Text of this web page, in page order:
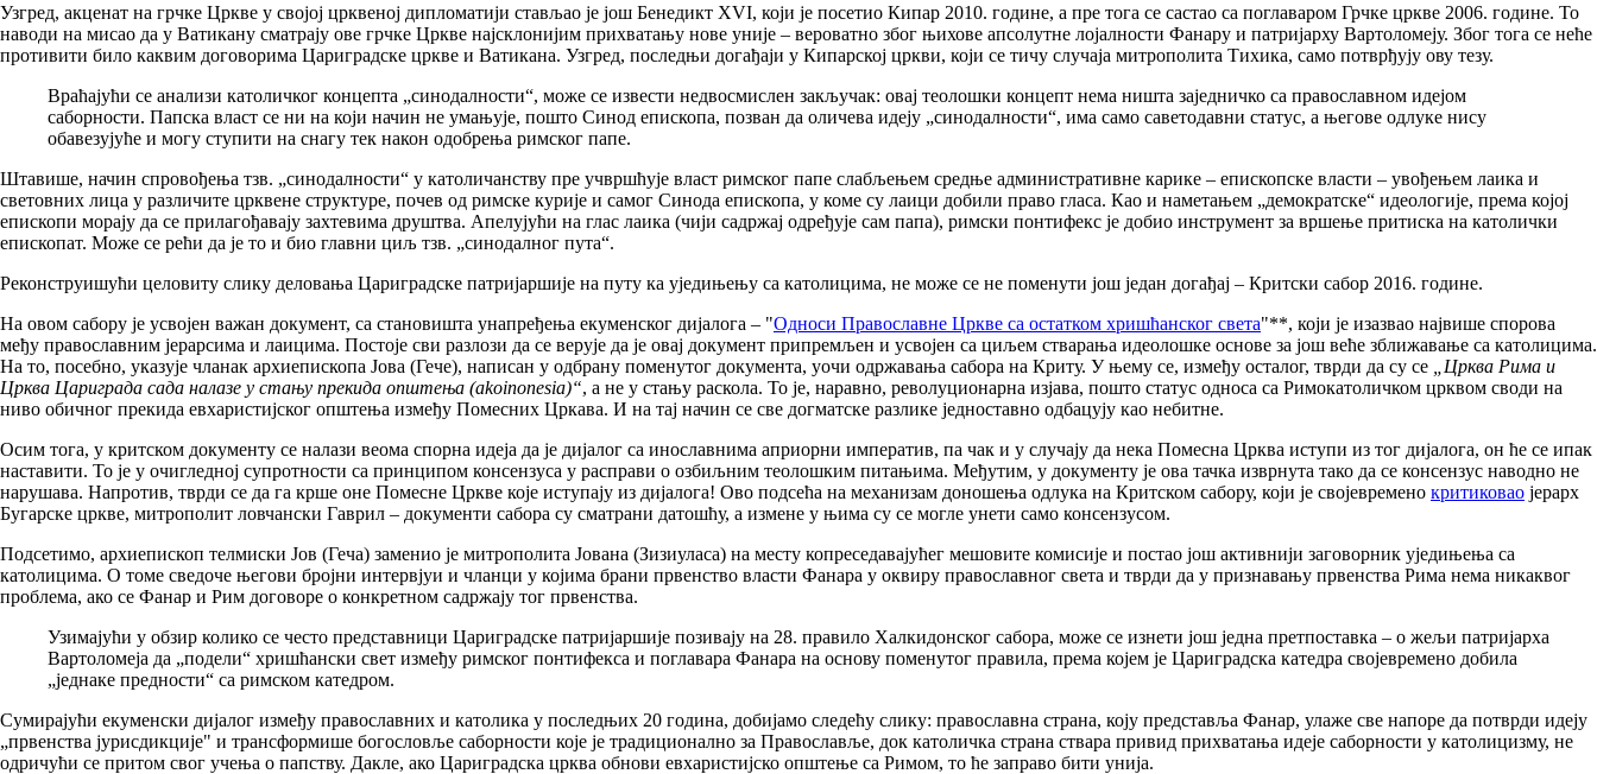
Узгред, акценат на грчке Цркве у својој црквеној дипломатији стављао је још Бенедикт XVI, који је посетио Кипар 2010. године, а пре тога се састао са поглаваром Грчке цркве 2006. године. То
наводи на мисао да у Ватикану сматрају ове грчке Цркве најсклонијим прихватању нове уније – вероватно због њихове апсолутне лојалности Фанару и патријарху Вартоломеју. Због тога се неће
противити било каквим договорима Цариградске цркве и Ватикана. Узгред, последњи догађаји у Кипарској цркви, који се тичу случаја митрополита Тихика, само потврђују ову тезу.
Враћајући се анализи католичког концепта „синодалности“, може се извести недвосмислен закључак: овај теолошки концепт нема ништа заједничко са православном идејом
саборности. Папска власт се ни на који начин не умањује, пошто Синод епископа, позван да оличева идеју „синодалности“, има само саветодавни статус, а његове одлуке нису
обавезујуће и могу ступити на снагу тек након одобрења римског папе.
Штавише, начин спровођења тзв. „синодалности“ у католичанству пре учвршћује власт римског папе слабљењем средње административне карике – епископске власти – увођењем лаика и
световних лица у различите црквене структуре, почев од римске курије и самог Синода епископа, у коме су лаици добили право гласа. Као и наметањем „демократске“ идеологије, према којој
епископи морају да се прилагођавају захтевима друштва. Апелујући на глас лаика (чији садржај одређује сам папа), римски понтифекс је добио инструмент за вршење притиска на католички
епископат. Може се рећи да је то и био главни циљ тзв. „синодалног пута“.
Реконструишући целовиту слику деловања Цариградске патријаршије на путу ка уједињењу са католицима, не може се не поменути још један догађај – Критски сабор 2016. године.
На овом сабору је усвојен важан документ, са становишта унапређења екуменског дијалога – "Односи Православне Цркве са остатком хришћанског света"**, који је изазвао највише спорова
међу православним јерарсима и лаицима. Постоје сви разлози да се верује да је овај документ припремљен и усвојен са циљем стварања идеолошке основе за још веће зближавање са католицима.
На то, посебно, указује чланак архиепископа Јова (Гече), написан у одбрану поменутог документа, уочи одржавања сабора на Криту. У њему се, између осталог, тврди да су се
„Црква Рима и
Црква Цариграда сада налазе у стању прекида општења (akoinonesia)“, а не у стању раскола. То је, наравно, револуционарна изјава, пошто статус односа са Римокатоличком црквом своди на
ниво обичног прекида евхаристијског општења између Помесних Цркава. И на тај начин се све догматске разлике једноставно одбацују као небитне.
Осим тога, у критском документу се налази веома спорна идеја да је дијалог са инославнима априорни императив, па чак и у случају да нека Помесна Црква иступи из тог дијалога, он ће се ипак
наставити. То је у очигледној супротности са принципом консензуса у расправи о озбиљним теолошким питањима. Међутим, у документу је ова тачка изврнута тако да се консензус наводно не
нарушава. Напротив, тврди се да га крше оне Помесне Цркве које иступају из дијалога! Ово подсећа на механизам доношења одлука на Критском сабору, који је својевремено критиковао јерарх
Бугарске цркве, митрополит ловчански Гаврил – документи сабора су сматрани датошћу, а измене у њима су се могле унети само консензусом.
Подсетимо, архиепископ телмиски Јов (Геча) заменио је митрополита Јована (Зизиуласа) на месту копреседавајућег мешовите комисије и постао још активнији заговорник уједињења са
католицима. О томе сведоче његови бројни интервјуи и чланци у којима брани првенство власти Фанара у оквиру православног света и тврди да у признавању првенства Рима нема никаквог
проблема, ако се Фанар и Рим договоре о конкретном садржају тог првенства.
Узимајући у обзир колико се често представници Цариградске патријаршије позивају на 28. правило Халкидонског сабора, може се изнети још једна претпоставка – о жељи патријарха
Вартоломеја да „подели“ хришћански свет између римског понтифекса и поглавара Фанара на основу поменутог правила, према којем је Цариградска катедра својевремено добила
„једнаке предности“ са римском катедром.
Сумирајући екуменски дијалог између православних и католика у последњих 20 година, добијамо следећу слику: православна страна, коју представља Фанар, улаже све напоре да потврди идеју
„првенства јурисдикције" и трансформише богословље саборности које је традиционално за Православље, док католичка страна ствара привид прихватања идеје саборности у католицизму, не
одричући се притом свог учења о папству. Дакле, ако Цариградска црква обнови евхаристијско општење са Римом, то ће заправо бити унија.